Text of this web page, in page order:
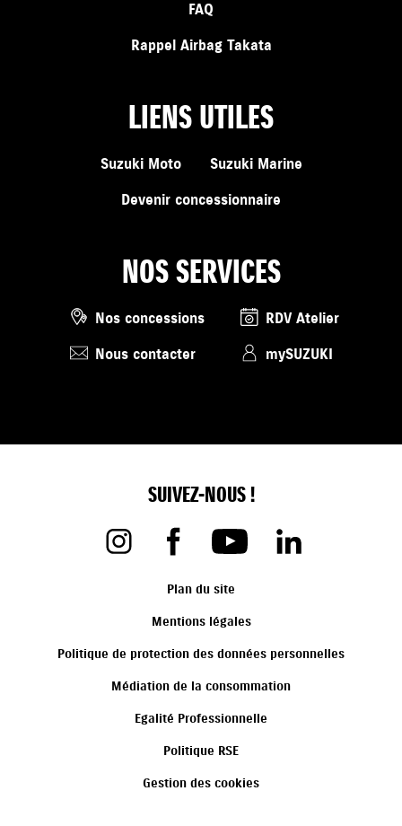
FAQ
Rappel Airbag Takata
LIENS UTILES
Suzuki Moto
Suzuki Marine
Devenir concessionnaire
NOS SERVICES
Nos concessions
Nous contacter
RDV Atelier
mySUZUKI
SUIVEZ-NOUS !
Plan du site
Mentions légales
Politique de protection des données personnelles
Médiation de la consommation
Egalité Professionnelle
Politique RSE
Gestion des cookies